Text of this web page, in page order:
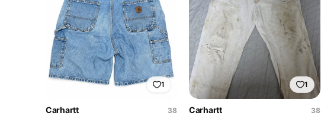
1
Carhartt
38
1
Carhartt
38